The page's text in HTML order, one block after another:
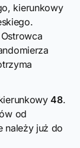
kierunkowy
48.
od
należy już do